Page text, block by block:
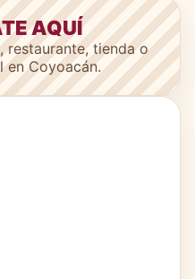
AQUÍ
restaurante, tienda o
en Coyoacán.